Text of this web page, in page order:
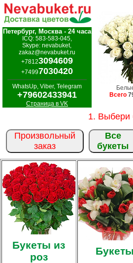
Петербург, Москва - 24 часа
ICQ: 583-583-045,
Skype: nevabuket,
zakaz@nevabuket.ru
+78123094609
+74997030420
WhatsUp, Viber, Telegram
+79602433941
Страница в VK
Всего
1. Выбери
Произвольный
заказ
Все
букеты
Букеты из
роз
Букеты